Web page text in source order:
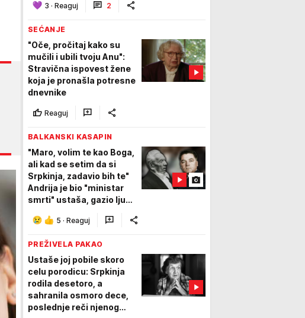
troje dece!
3 · Reaguj 2
SEĆANJE
"Oče, pročitaj kako su
mučili i ubili tvoju Anu":
Stravična ispovest žene
koja je pronašla potresne
dnevnike
Reaguj
BALKANSKI KASAPIN
"Maro, volim te kao Boga,
ali kad se setim da si
Srpkinja, zadavio bih te"
Andrija je bio "ministar
smrti" ustaša, gazio ljude
skončao
5 · Reaguj
PREŽIVELA PAKAO
Ustaše joj pobile skoro
celu porodicu: Srpkinja
rodila desetoro, a
sahranila osmoro dece,
poslednje reči njenog